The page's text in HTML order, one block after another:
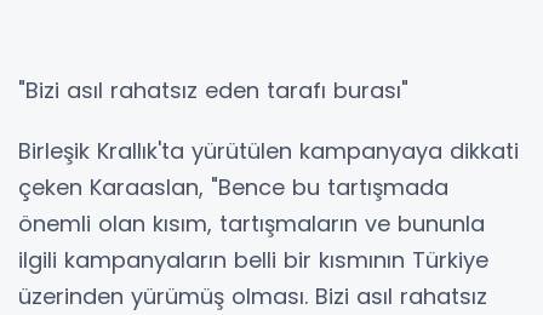
"Bizi asıl rahatsız eden tarafı burası"
Birleşik Krallık'ta yürütülen kampanyaya dikkati
çeken Karaaslan, "Bence bu tartışmada
önemli olan kısım, tartışmaların ve bununla
ilgili kampanyaların belli bir kısmının Türkiye
üzerinden yürümüş olması. Bizi asıl rahatsız